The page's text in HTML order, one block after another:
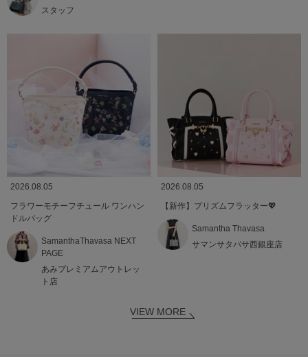
スタッフ
2026.08.05
フラワーモチーフチュール ワンハン
ドルバッグ
SamanthaThavasa NEXT
PAGE
あみプレミアムアウトレッ
ト店
2026.08.05
【新作】プリズムフラッター💖
Samantha Thavasa
サマンサタバサ西銀座店
VIEW MORE